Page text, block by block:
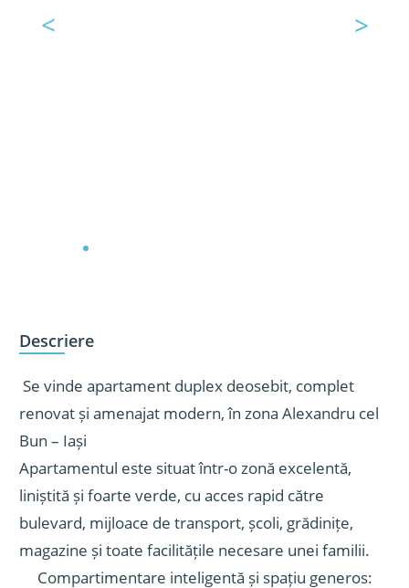
< >
Descriere
Se vinde apartament duplex deosebit, complet
renovat și amenajat modern, în zona Alexandru cel
Bun – Iași
Apartamentul este situat într-o zonă excelentă,
liniștită și foarte verde, cu acces rapid către
bulevard, mijloace de transport, școli, grădinițe,
magazine și toate facilitățile necesare unei familii.
Compartimentare inteligentă și spațiu generos: